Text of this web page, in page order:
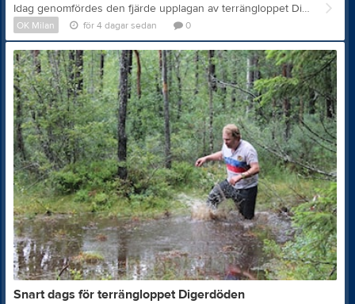
Idag genomfördes den fjärde upplagan av terrängloppet Digerdöden som lockade 30 löpare till start. Man kunde välja att springa Lilla Digerdöden (ca 5 km) eller Stora Digerdöden (ca 9 km). Lillmästarinna blev Josefin Erlandsson från OK Milan (33:07) och Lillmästare blev Per Håstlund från Almby IK (36:12). Stormästarinna blev Sofie Bodin från KFUM Örebro OK (1:09:18) och Stormästare blev Gustav Lundegård, som inte tävlade för en förening utan istället valde att tävla för Onsalakorv, hans tid var 54:40. Liksom tidigare år delade vi också ut ett antal specialpriser. De som var snabbast upp till första kontrollen och därmed utsågs till Bergsmästarinna och Bergsmästare var Sofie Bodin (KFUM Örebro OK) och Jack Nilsson (OK Milan), på tiden 5:55 respektive 4:35. De som var snabbast vid spurtpriset i mossen och därmed utsågs till Mossmästare var Felix Nordqvist och Simon Marklund, båda från OK Milan, på tiden 9 sekunder. Snabbast på damsidan var Sofie Bodin (också på 9 sekunder), men i enlighet med tävlingsledningens bestämmelser så får inte Bergsmästarinnan och Mossmästarinnan vara samma person. Till Mossmässtarinna utsågs därför Klara Thybeck (Lindebygdens OK) som hade den näst snabbast tiden med sina 10 sekunder. Precis som förra året delades även tre priser ut till de som vi tyckte förtjänade en riktig kämpar-medalj. Dessa tilldelades Eric Törnqvist (14 år, yngsta deltagaren som sprang Stora Digerdöden, kom tvåa), samt Andreas Mogren och Hans Egefalk. Precis som förra året fick alla deltagare pris. Efter loppet bjöd vi på två olika soppor med flera olika tillbehör, nybakat bröd och fika. Stort tack till alla löpare som var med och sprang! Grymt bra kämpat allihopa! Tack även till er som var publik och bidrog till den trevliga stämningen. Resultat och bilder hittar man om man klickar här. Fler bilder kommer laddas upp inom några dagar. Tävlingsledningen önskar rikta ett STORT TACK till: Eva som lagade mat och bakade bröd Karin som bakade fika Samt till Stefan, Edvin, Jim, Tom, Lasse och alla andra som hjälpte till runtomkring på olika sätt. Tack också för bidrag till prisbordet: Agneta & Sven Åsa, Joacim & Jack Tom, Jim & Lasse Östen Lars N Håstlund Anders Larsson Tack för i år! /Tävlingsledarna
OK Milan för 4 dagar sedan 0
Snart dags för terrängloppet Digerdöden